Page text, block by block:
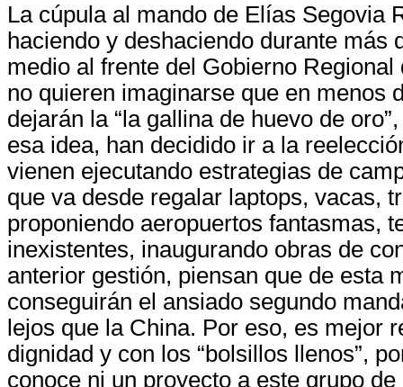
La cúpula al mando de Elías Segovia
haciendo y deshaciendo durante más
medio al frente del Gobierno Regional
no quieren imaginarse que en menos
dejarán la “la gallina de huevo de
esa idea, han decidido ir a la
vienen ejecutando estrategias de
que va desde regalar laptops, vacas,
proponiendo aeropuertos fantasmas,
inexistentes, inaugurando obras de
anterior gestión, piensan que de esta
conseguirán el ansiado segundo
lejos que la China. Por eso, es mejor
dignidad y con los “bolsillos llenos”,
conoce ni un proyecto a este grupo